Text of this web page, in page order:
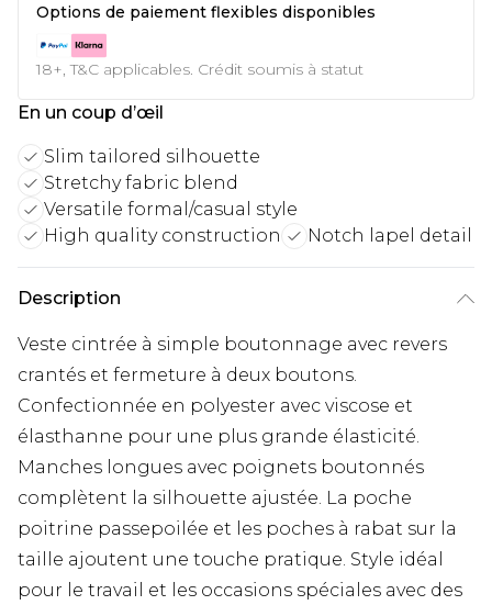
Options de paiement flexibles disponibles
18+, T&C applicables. Crédit soumis à statut
En un coup d’œil
Slim tailored silhouette
Stretchy fabric blend
Versatile formal/casual style
High quality construction
Notch lapel detail
Description
Veste cintrée à simple boutonnage avec revers
crantés et fermeture à deux boutons.
Confectionnée en polyester avec viscose et
élasthanne pour une plus grande élasticité.
Manches longues avec poignets boutonnés
complètent la silhouette ajustée. La poche
poitrine passepoilée et les poches à rabat sur la
taille ajoutent une touche pratique. Style idéal
pour le travail et les occasions spéciales avec des